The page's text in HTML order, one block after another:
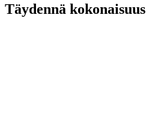
Täydennä kokonaisuus